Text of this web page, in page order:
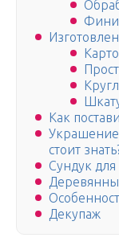
Как
Украшение
стоит
Сундук
Декупаж